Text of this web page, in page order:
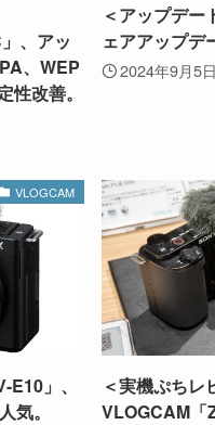
、アッ
、WEP
改善。
＜アップデー
ェアアップデ
2024年9月5日
VLOGCAM
」、
気。
＜実機ぷちレ
VLOGCAM「